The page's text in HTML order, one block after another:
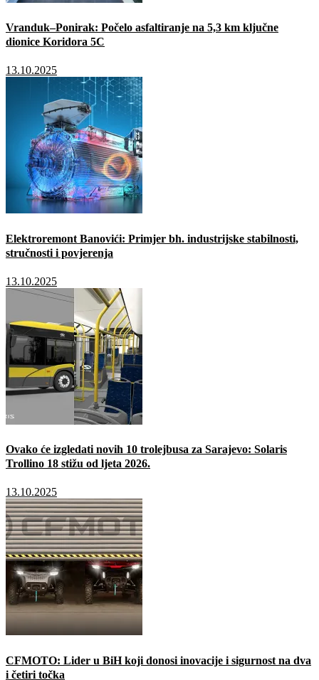
Vranduk–Ponirak: Počelo asfaltiranje na 5,3 km ključne
dionice Koridora 5C
13.10.2025
Elektroremont Banovići: Primjer bh. industrijske stabilnosti,
stručnosti i povjerenja
13.10.2025
Ovako će izgledati novih 10 trolejbusa za Sarajevo: Solaris
Trollino 18 stižu od ljeta 2026.
13.10.2025
CFMOTO: Lider u BiH koji donosi inovacije i sigurnost na dva
i četiri točka